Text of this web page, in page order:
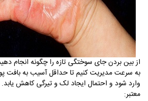
از بین بردن جای سوختگی تازه را چگونه انجام
به سرعت مدیریت کنیم تا حداقل آسیب به بافت
وارد شود و احتمال ایجاد لک و تیرگی کاهش
معتبر: